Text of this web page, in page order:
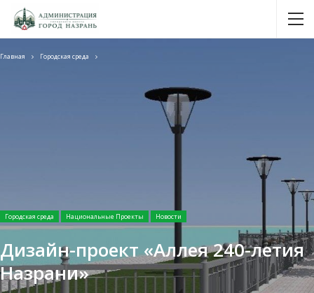
Главная Городская среда
Городская среда Национальные Проекты Новости
Дизайн-проект «Аллея 240-летия
Назрани»